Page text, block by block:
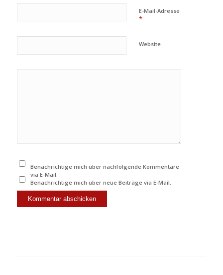
E-Mail-Adresse
*
Website
Benachrichtige mich über nachfolgende Kommentare
via E-Mail.
Benachrichtige mich über neue Beiträge via E-Mail.